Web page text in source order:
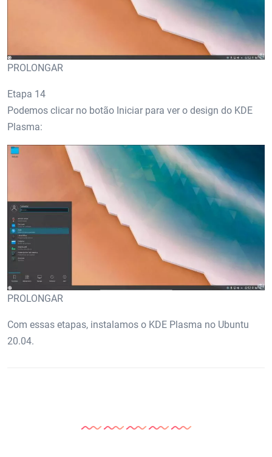
PROLONGAR
Etapa 14
Podemos clicar no botão Iniciar para ver o design do KDE
Plasma:
PROLONGAR
Com essas etapas, instalamos o KDE Plasma no Ubuntu
20.04.